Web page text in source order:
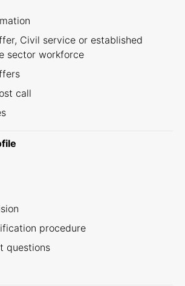
Civil service or established
sector workforce
call
procedure
questions